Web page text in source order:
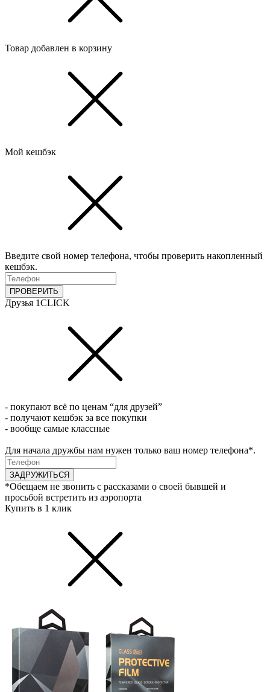
Товар добавлен в корзину
Мой кешбэк
Введите свой номер телефона, чтобы проверить накопленный
кешбэк.
ПРОВЕРИТЬ
Друзья 1CLICK
- покупают всё по ценам “для друзей”
- получают кешбэк за все покупки
- вообще самые классные
Для начала дружбы нам нужен только ваш номер телефона*.
ЗАДРУЖИТЬСЯ
*Обещаем не звонить с рассказами о своей бывшей и
просьбой встретить из аэропорта
Купить в 1 клик